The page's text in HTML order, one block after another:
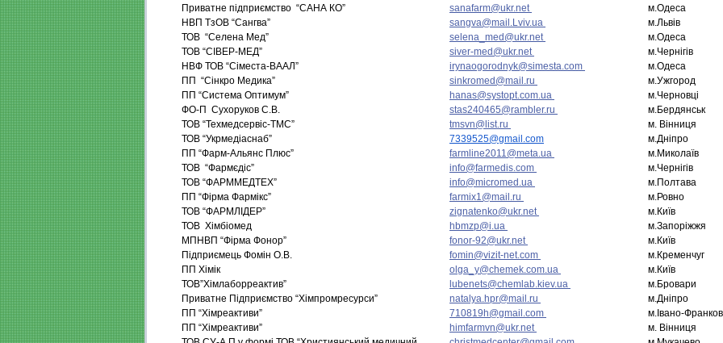
Приватне підприємство “САНА КО”
sanafarm@ukr.net
м.Одеса
НВП ТзОВ “Сангва”
sangva@mail.Lviv.ua
м.Львів
ТОВ “Селена Мед”
selena_med@ukr.net
м.Одеса
ТОВ “СІВЕР-МЕД”
siver-med@ukr.net
м.Чернігів
НВФ ТОВ “Сіместа-ВААЛ”
irynaogorodnyk@simesta.com
м.Одеса
ПП “Сінкро Медика”
sinkromed@mail.ru
м.Ужгород
ПП “Система Оптимум”
hanas@systopt.com.ua
м.Черновці
ФО-П Сухоруков С.В.
stas240465@rambler.ru
м.Бердянськ
ТОВ “Техмедсервіс-ТМС”
tmsvn@list.ru
м. Вінниця
ТОВ “Укрмедіаснаб”
7339525@gmail.com
м.Дніпро
ПП “Фарм-Альянс Плюс”
farmline2011@meta.ua
м.Миколаїв
ТОВ “Фармєдіс”
info@farmedis.com
м.Чернігів
ТОВ “ФАРММЕДТЕХ”
info@micromed.ua
м.Полтава
ПП “Фірма Фармікс”
farmix1@mail.ru
м.Ровно
ТОВ “ФАРМЛІДЕР”
zignatenko@ukr.net
м.Київ
ТОВ Хімбіомед
hbmzp@i.ua
м.Запоріжжя
МПНВП “Фірма Фонор”
fonor-92@ukr.net
м.Київ
Підприємець Фомін О.В.
fomin@vizit-net.com
м.Кременчуг
ПП Хімік
olga_y@chemek.com.ua
м.Київ
ТОВ”Хімлаборреактив”
lubenets@chemlab.kiev.ua
м.Бровари
Приватне Підприємство “Хімпромресурси”
natalya.hpr@mail.ru
м.Дніпро
ПП “Хімреактиви”
710819h@gmail.com
м.Івано-
ПП “Хімреактиви”
himfarmvn@ukr.net
м. Вінниця